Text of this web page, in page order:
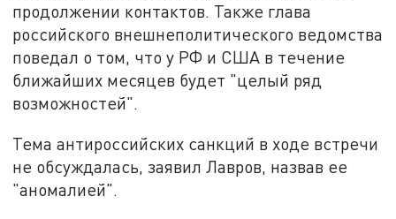
продолжении контактов. Также глава
российского внешнеполитического ведомства
поведал о том, что у РФ и США в течение
ближайших месяцев будет "целый ряд
возможностей".
Тема антироссийских санкций в ходе встречи
не обсуждалась, заявил Лавров, назвав ее
"аномалией".